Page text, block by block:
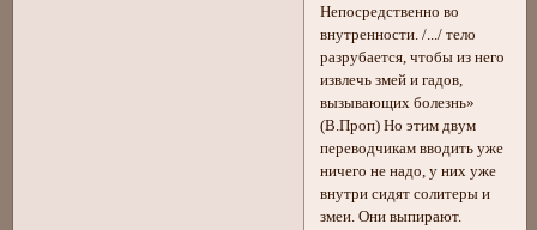
Непосредственно во
внутренности. /.../ тело
разрубается, чтобы из него
извлечь змей и гадов,
вызывающих болезнь»
(В.Проп) Но этим двум
переводчикам вводить уже
ничего не надо, у них уже
внутри сидят солитеры и
змеи. Они выпирают.